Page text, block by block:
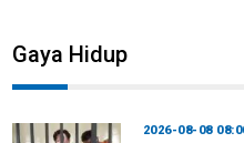
Gaya Hidup
2026-08-08